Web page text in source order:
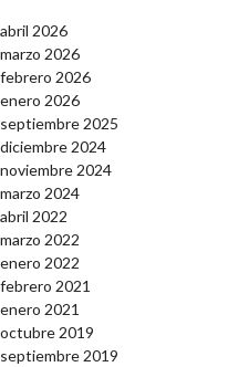
abril 2026
marzo 2026
febrero 2026
enero 2026
septiembre 2025
diciembre 2024
noviembre 2024
marzo 2024
abril 2022
marzo 2022
enero 2022
febrero 2021
enero 2021
octubre 2019
septiembre 2019